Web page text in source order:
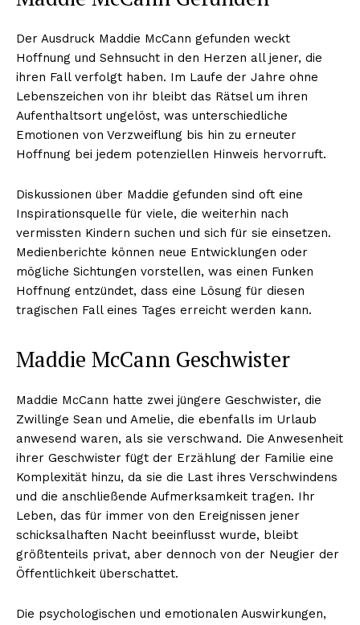
Nachrichtenhype
ABONNIERE JETZT
Company
Um
Kontaktiere uns
Mein Konto
Der Ausdruck Maddie McCann gefunden weckt
Hoffnung und Sehnsucht in den Herzen all jener, die
ihren Fall verfolgt haben. Im Laufe der Jahre ohne
Lebenszeichen von ihr bleibt das Rätsel um ihren
Aufenthaltsort ungelöst, was unterschiedliche
Emotionen von Verzweiflung bis hin zu erneuter
Hoffnung bei jedem potenziellen Hinweis hervorruft.
Diskussionen über Maddie gefunden sind oft eine
Inspirationsquelle für viele, die weiterhin nach
vermissten Kindern suchen und sich für sie einsetzen.
Medienberichte können neue Entwicklungen oder
mögliche Sichtungen vorstellen, was einen Funken
Hoffnung entzündet, dass eine Lösung für diesen
tragischen Fall eines Tages erreicht werden kann.
Maddie McCann Geschwister
Maddie McCann hatte zwei jüngere Geschwister, die
Zwillinge Sean und Amelie, die ebenfalls im Urlaub
anwesend waren, als sie verschwand. Die Anwesenheit
ihrer Geschwister fügt der Erzählung der Familie eine
Komplexität hinzu, da sie die Last ihres Verschwindens
und die anschließende Aufmerksamkeit tragen. Ihr
Leben, das für immer von den Ereignissen jener
schicksalhaften Nacht beeinflusst wurde, bleibt
größtenteils privat, aber dennoch von der Neugier der
Öffentlichkeit überschattet.
Die psychologischen und emotionalen Auswirkungen,